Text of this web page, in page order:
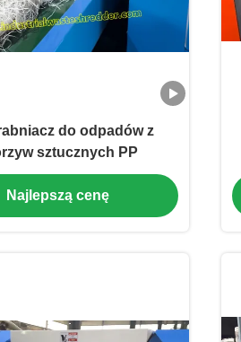
do odpadów z
sztucznych PP
Najlepszą cenę